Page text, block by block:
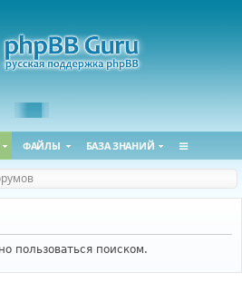
ФАЙЛЫ БАЗА ЗНАНИЙ
пользоваться поиском.